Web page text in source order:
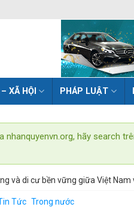
XÃ HỘI PHÁP LUẬT
hãy search
và di cư bền vững giữa Việt Nam
Tức Trong nước